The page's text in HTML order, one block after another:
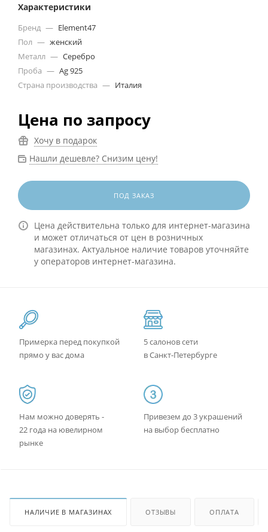
Характеристики
Бренд — Element47
Пол — женский
Металл — Серебро
Проба — Ag 925
Страна производства — Италия
Цена по запросу
Хочу в подарок
Нашли дешевле? Снизим цену!
ПОД ЗАКАЗ
Цена действительна только для интернет-магазина
и может отличаться от цен в розничных
магазинах. Актуальное наличие товаров уточняйте
у операторов интернет-магазина.
Примерка перед покупкой
прямо у вас дома
5 салонов сети
в Санкт-Петербурге
Нам можно доверять -
22 года на ювелирном
рынке
Привезем до 3 украшений
на выбор бесплатно
НАЛИЧИЕ В МАГАЗИНАХ ОТЗЫВЫ ОПЛАТА